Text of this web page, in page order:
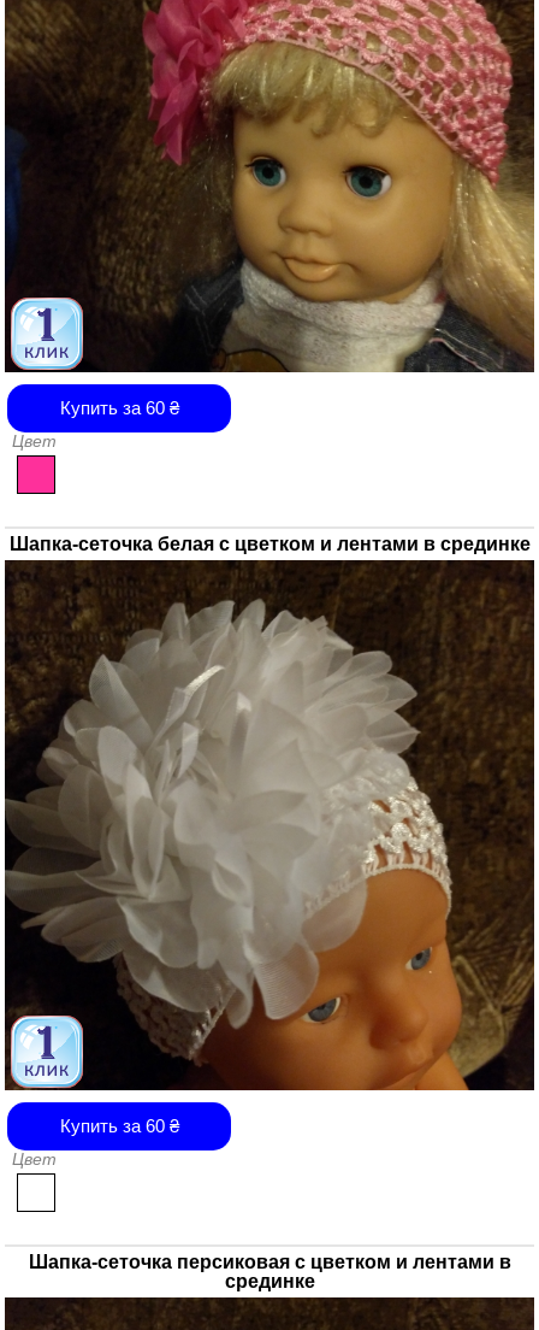
Купить за 60₴
Цвет
Шапка-сеточка белая с цветком и лентами в срединке
Купить за 60₴
Цвет
Шапка-сеточка персиковая с цветком и лентами в
срединке